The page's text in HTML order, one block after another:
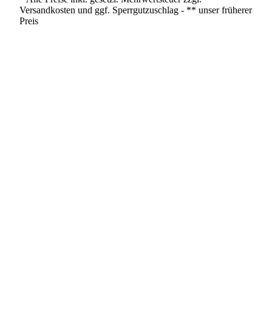
Versandkosten und ggf. Sperrgutzuschlag - ** unser früherer
Preis